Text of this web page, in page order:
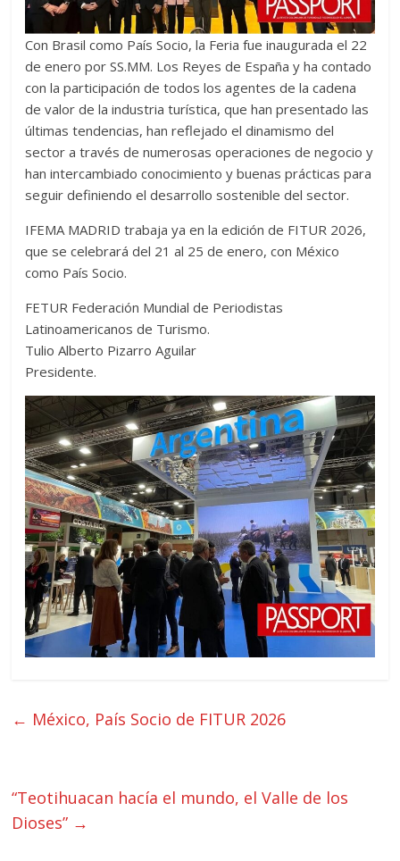
Con Brasil como País Socio, la Feria fue inaugurada el 22
de enero por SS.MM. Los Reyes de España y ha contado
con la participación de todos los agentes de la cadena
de valor de la industria turística, que han presentado las
últimas tendencias, han reflejado el dinamismo del
sector a través de numerosas operaciones de negocio y
han intercambiado conocimiento y buenas prácticas para
seguir definiendo el desarrollo sostenible del sector.
IFEMA MADRID trabaja ya en la edición de FITUR 2026,
que se celebrará del 21 al 25 de enero, con México
como País Socio.
FETUR Federación Mundial de Periodistas
Latinoamericanos de Turismo.
Tulio Alberto Pizarro Aguilar
Presidente.
← México, País Socio de FITUR 2026
“Teotihuacan hacía el mundo, el Valle de los
Dioses” →